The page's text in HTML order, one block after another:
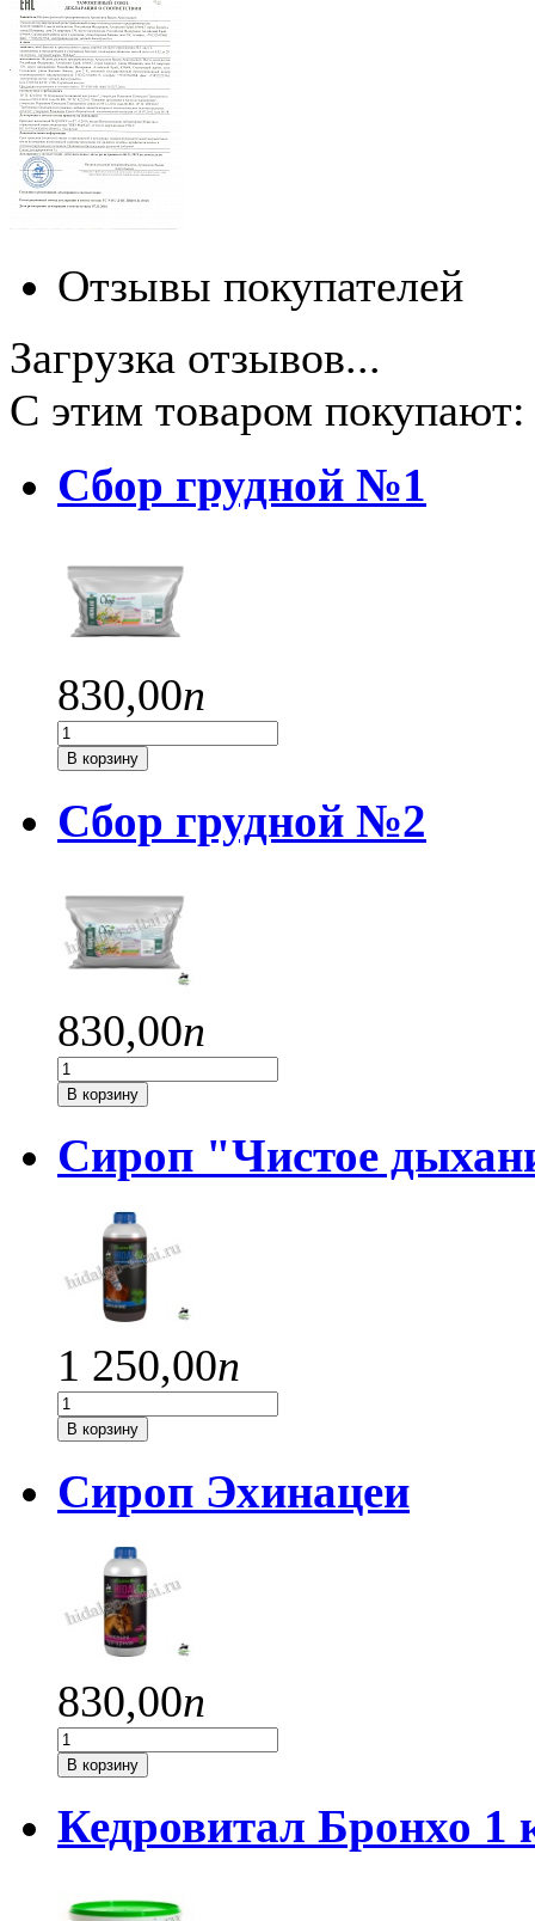
Отзывы покупателей
Загрузка отзывов...
С этим товаром покупают:
Сбор грудной №1
830,00п
В корзину
Сбор грудной №2
830,00п
В корзину
Сироп "Чистое
1 250,00п
В корзину
Сироп Эхинацеи
830,00п
В корзину
Кедровитал Бронхо 1